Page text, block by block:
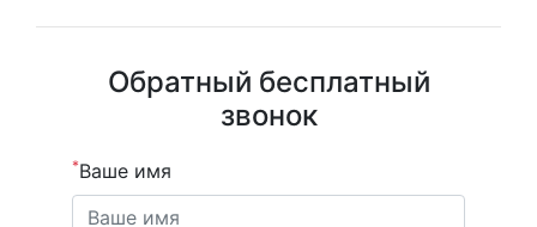
Обратный бесплатный
звонок
*Ваше имя